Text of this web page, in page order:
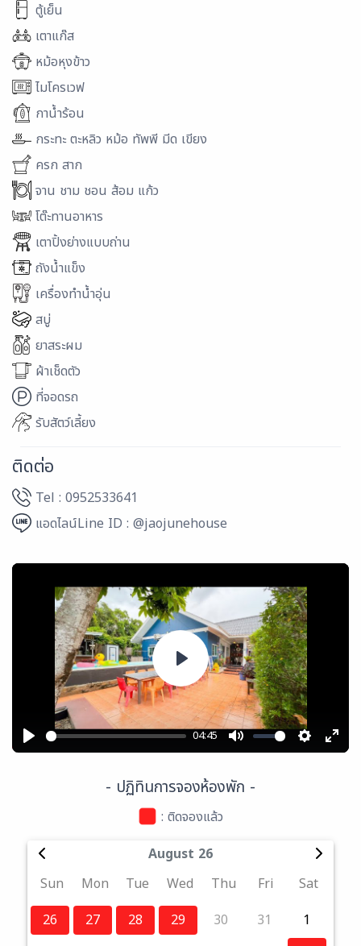
ตู้เย็น
เตาแก๊ส
หม้อหุงข้าว
ไมโครเวฟ
กาน้ำร้อน
กระทะ ตะหลิว หม้อ ทัพพี มีด เขียง
ครก สาก
จาน ชาม ชอน ส้อม แก้ว
โต๊ะทานอาหาร
เตาปิ้งย่างแบบถ่าน
ถังน้ำแข็ง
เครื่องทำน้ำอุ่น
สบู่
ยาสระผม
ผ้าเช็ดตัว
ที่จอดรถ
รับสัตว์เลี้ยง
ติดต่อ
Tel : 0952533641
แอดไลน์Line ID : @jaojunehouse
Play
04:45
Mute Settings
Play
- ปฏิทินการจองห้องพัก -
: ติดจองแล้ว
August 26
Sun
Mon Tue Wed Thu Fri
Sat
26
27 28 29 30 31
1